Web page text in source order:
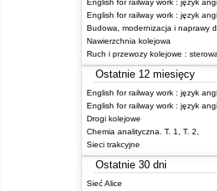
Nawierzchnia kolejowa
Ostatnie 12 miesięcy
Drogi kolejowe
Chemia analityczna. T. 1, T. 2,
Sieci trakcyjne
Ostatnie 30 dni
Sieć Alice